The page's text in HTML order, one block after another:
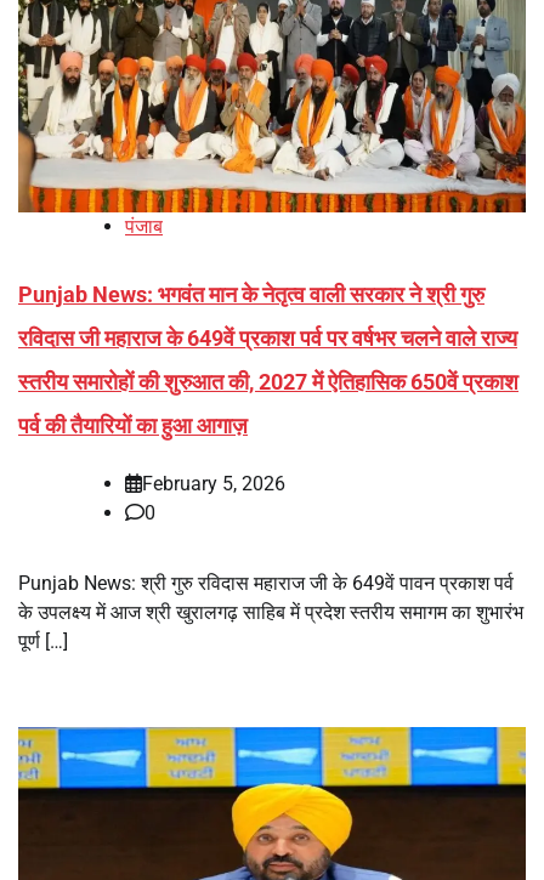
पंजाब
Punjab News: भगवंत मान के नेतृत्व वाली सरकार ने श्री गुरु
रविदास जी महाराज के 649वें प्रकाश पर्व पर वर्षभर चलने वाले राज्य
स्तरीय समारोहों की शुरुआत की, 2027 में ऐतिहासिक 650वें प्रकाश
पर्व की तैयारियों का हुआ आगाज़
February 5, 2026
0
Punjab News: श्री गुरु रविदास महाराज जी के 649वें पावन प्रकाश पर्व
के उपलक्ष्य में आज श्री खुरालगढ़ साहिब में प्रदेश स्तरीय समागम का शुभारंभ
पूर्ण […]